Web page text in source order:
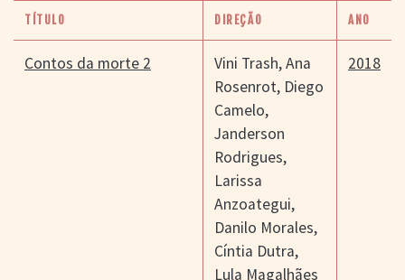
LOCALIZAÇÃO
TÍTULO DIREÇÃO ANO
Contos da morte 2 Vini Trash,Ana
Rosenrot, Diego
Camelo,
Janderson
Rodrigues,
Larissa
Anzoategui,
Danilo Morales,
Cíntia Dutra,
Lula Magalhães
2018